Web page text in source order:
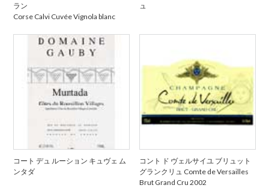
ラン
Corse Calvi Cuvée Vignola blanc
ュ
コート デュ ルーション キュヴェ ム
ンタダ
コント ド ヴェルサイユ ブリュット
グランクリュ Comte de Versailles
Brut Grand Cru 2002